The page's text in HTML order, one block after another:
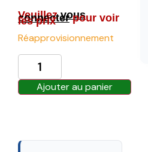
Veuillezvous
connecterpour voir
les prix
Réapprovisionnement
Ajouter au panier